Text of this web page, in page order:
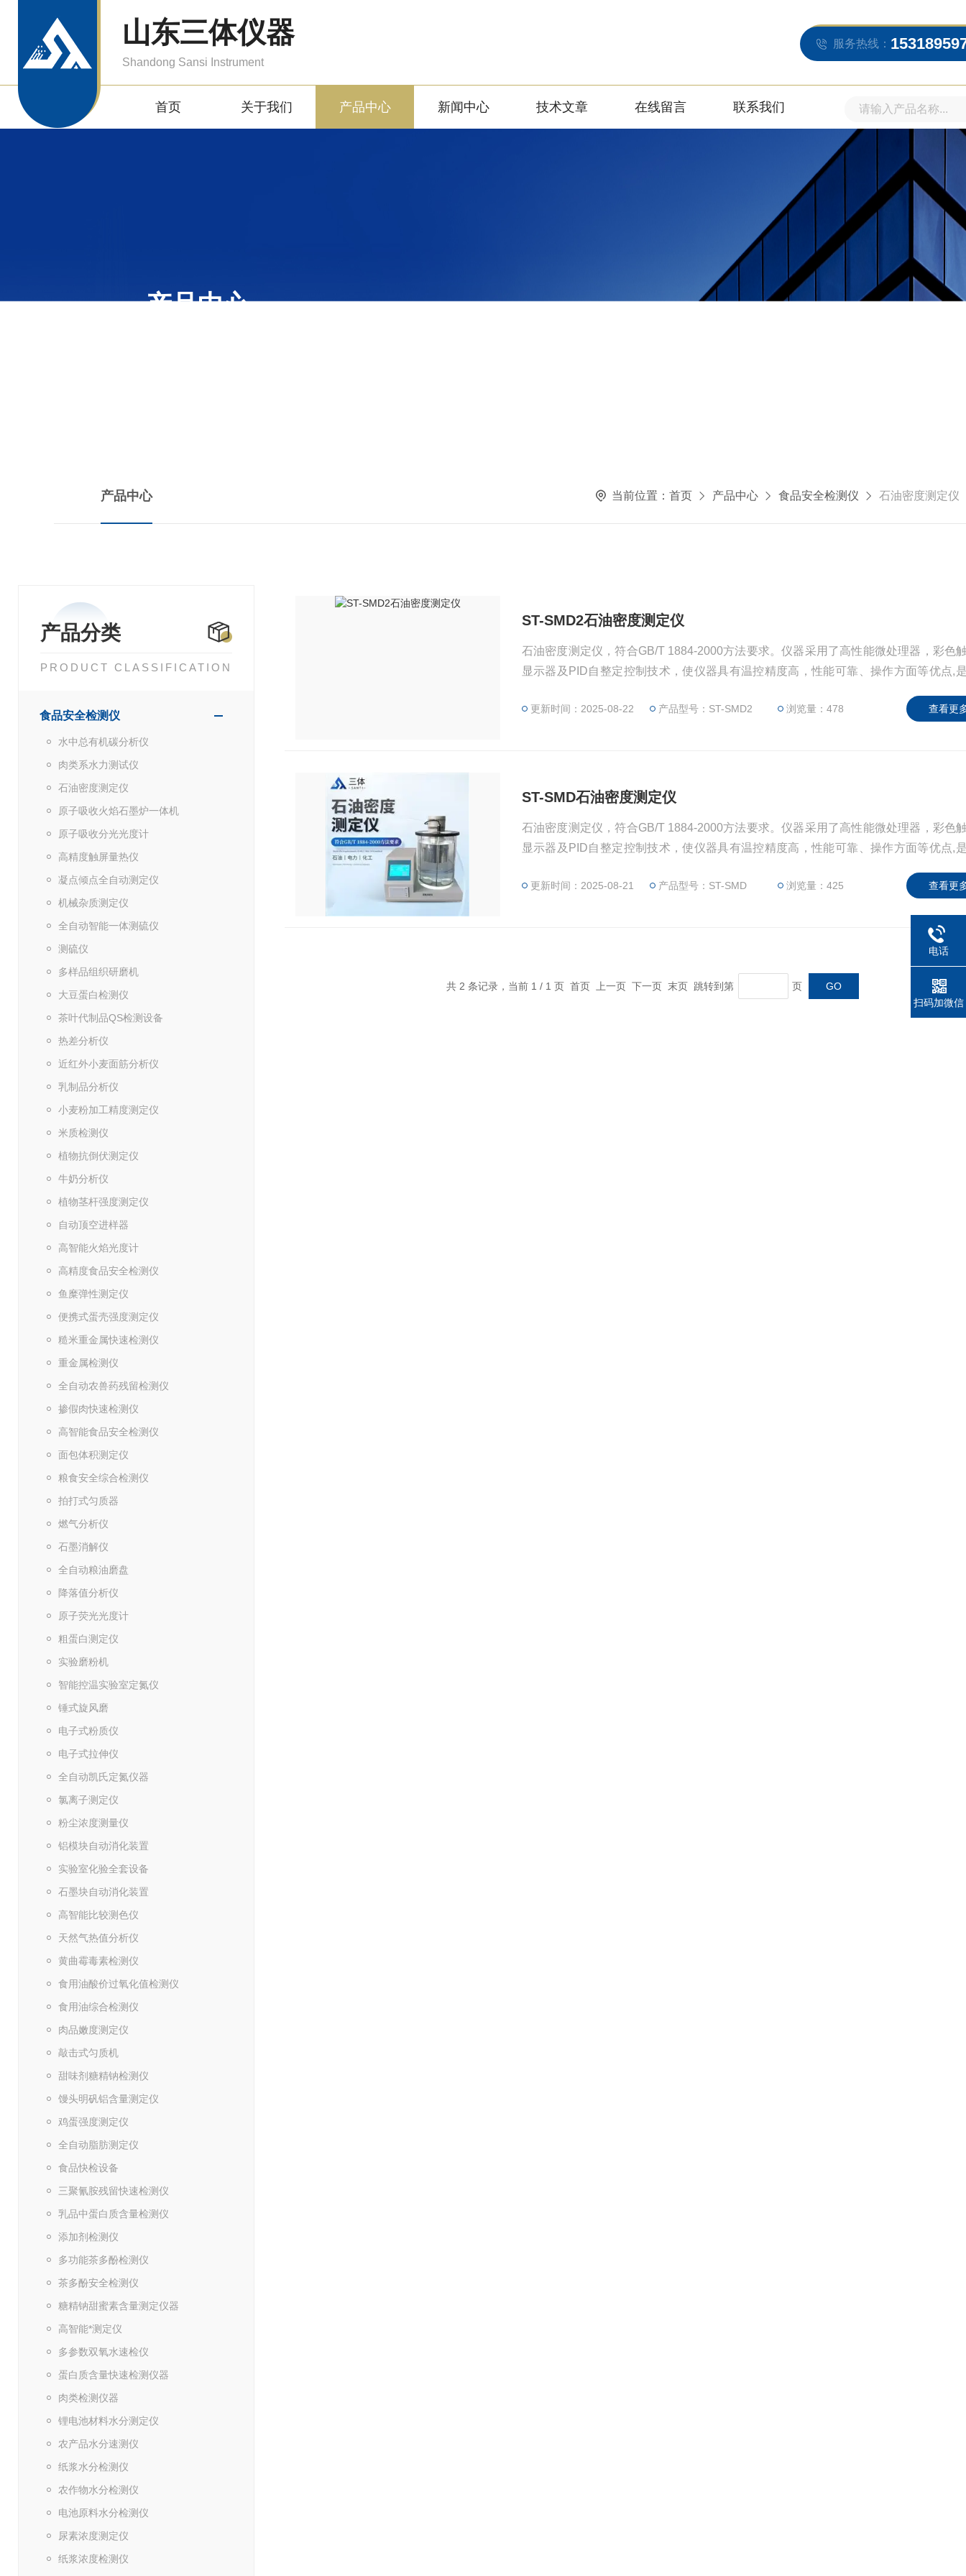
山东三体仪器
Shandong Sansi Instrument
服务热线：
首页 关于我们 产品中心 新闻中心 技术文章 在线留言 联系我们
产品中心
产品中心 当前位置： 首页 产品中心 食品安全检测仪 石油密度测定仪
产品分类
PRODUCT CLASSIFICATION
食品安全检测仪
水中总有机碳分析仪
肉类系水力测试仪
石油密度测定仪
原子吸收火焰石墨炉一体机
原子吸收分光光度计
高精度触屏量热仪
凝点倾点全自动测定仪
机械杂质测定仪
全自动智能一体测硫仪
测硫仪
多样品组织研磨机
大豆蛋白检测仪
茶叶代制品QS检测设备
热差分析仪
近红外小麦面筋分析仪
乳制品分析仪
小麦粉加工精度测定仪
米质检测仪
植物抗倒伏测定仪
牛奶分析仪
植物茎杆强度测定仪
自动顶空进样器
高智能火焰光度计
高精度食品安全检测仪
鱼糜弹性测定仪
便携式蛋壳强度测定仪
糙米重金属快速检测仪
重金属检测仪
全自动农兽药残留检测仪
掺假肉快速检测仪
高智能食品安全检测仪
面包体积测定仪
粮食安全综合检测仪
拍打式匀质器
燃气分析仪
石墨消解仪
全自动粮油磨盘
降落值分析仪
原子荧光光度计
粗蛋白测定仪
实验磨粉机
智能控温实验室定氮仪
锤式旋风磨
电子式粉质仪
电子式拉伸仪
全自动凯氏定氮仪器
氯离子测定仪
粉尘浓度测量仪
铝模块自动消化装置
实验室化验全套设备
石墨块自动消化装置
高智能比较测色仪
天然气热值分析仪
黄曲霉毒素检测仪
食用油酸价过氧化值检测仪
食用油综合检测仪
肉品嫩度测定仪
敲击式匀质机
甜味剂糖精钠检测仪
馒头明矾铝含量测定仪
鸡蛋强度测定仪
全自动脂肪测定仪
食品快检设备
三聚氰胺残留快速检测仪
乳品中蛋白质含量检测仪
添加剂检测仪
多功能茶多酚检测仪
茶多酚安全检测仪
糖精钠甜蜜素含量测定仪器
高智能*测定仪
多参数双氧水速检仪
蛋白质含量快速检测仪器
肉类检测仪器
锂电池材料水分测定仪
农产品水分速测仪
纸浆水分检测仪
农作物水分检测仪
电池原料水分检测仪
尿素浓度测定仪
纸浆浓度检测仪
ST-SMD2石油密度测定仪
石油密度测定仪，符合GB/T 1884-2000方法要求。仪器采用了高性能微处理器，彩色
显示器及PID自整定控制技术，使仪器具有温控精度高，性能可靠、操作方面等优点,
更新时间：2025-08-22 产品型号：ST-SMD2 浏览量：478 查看更
ST-SMD石油密度测定仪
石油密度测定仪，符合GB/T 1884-2000方法要求。仪器采用了高性能微处理器，彩色
显示器及PID自整定控制技术，使仪器具有温控精度高，性能可靠、操作方面等优点,
更新时间：2025-08-21 产品型号：ST-SMD 浏览量：425 查看更
共 2 条记录，当前 1 / 1 页 首页 上一页 下一页 末页 跳转到第 页
电话
扫码加微信